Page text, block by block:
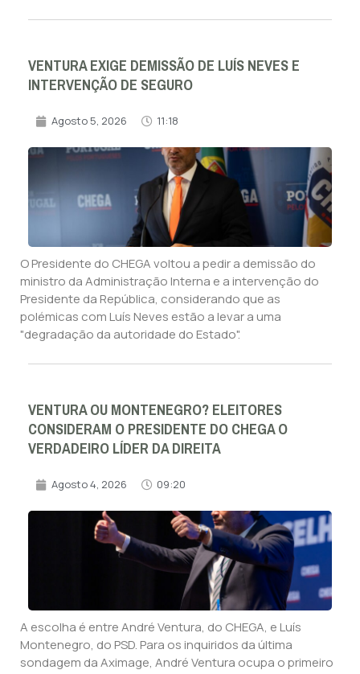
VENTURA EXIGE DEMISSÃO DE LUÍS NEVES E
INTERVENÇÃO DE SEGURO
Agosto 5, 2026 11:18
O Presidente do CHEGA voltou a pedir a demissão do
ministro da Administração Interna e a intervenção do
Presidente da República, considerando que as
polémicas com Luís Neves estão a levar a uma
"degradação da autoridade do Estado".
VENTURA OU MONTENEGRO? ELEITORES
CONSIDERAM O PRESIDENTE DO CHEGA O
VERDADEIRO LÍDER DA DIREITA
Agosto 4, 2026 09:20
A escolha é entre André Ventura, do CHEGA, e Luís
Montenegro, do PSD. Para os inquiridos da última
sondagem da Aximage, André Ventura ocupa o primeiro